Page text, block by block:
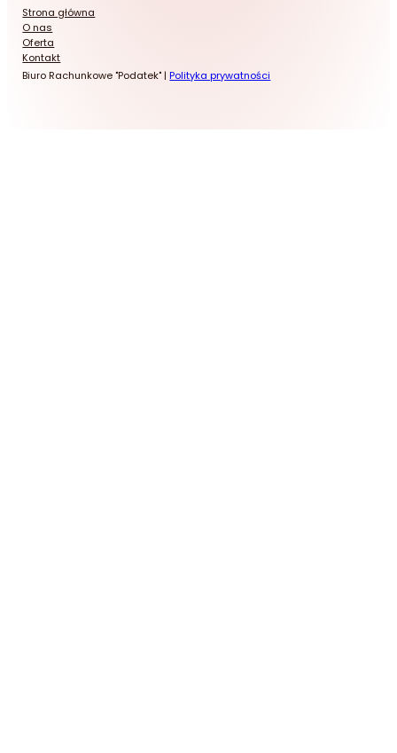
Strona główna
O nas
Oferta
Kontakt
Biuro Rachunkowe "Podatek" |Polityka prywatności